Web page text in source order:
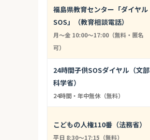
福島県教育センター「ダイヤル
SOS」（教育相談電話）
月〜金 10:00〜17:00（無料・匿名
可）
24時間子供SOSダイヤル（文部
科学省）
24時間・年中無休（無料）
こどもの人権110番（法務省）
平日 8:30〜17:15（無料）